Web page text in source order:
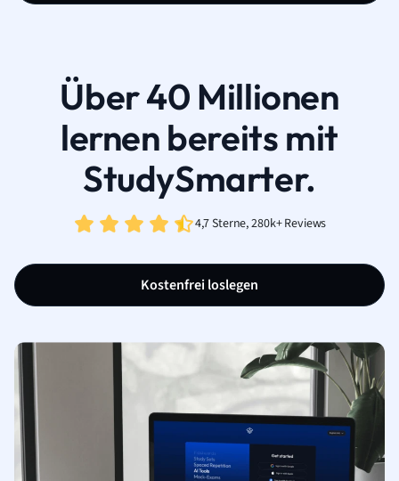
Über 40 Millionen
lernen bereits mit
StudySmarter.
4,7 Sterne, 280k+ Reviews
Kostenfrei loslegen